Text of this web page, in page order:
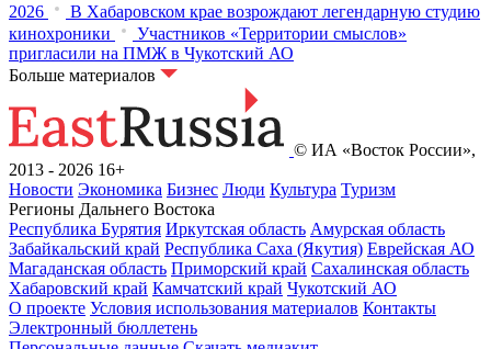
2026
В Хабаровском крае возрождают легендарную студию
кинохроники
Участников «Территории смыслов»
пригласили на ПМЖ в Чукотский АО
Больше материалов
© ИА «Восток России»,
2013 - 2026 16+
Новости Экономика Бизнес Люди Культура Туризм
Регионы Дальнего Востока
Республика Бурятия Иркутская область Амурская область
Забайкальский край Республика Саха (Якутия) Еврейская АО
Магаданская область Приморский край Сахалинская область
Хабаровский край Камчатский край Чукотский АО
О проекте Условия использования материалов Контакты
Электронный бюллетень